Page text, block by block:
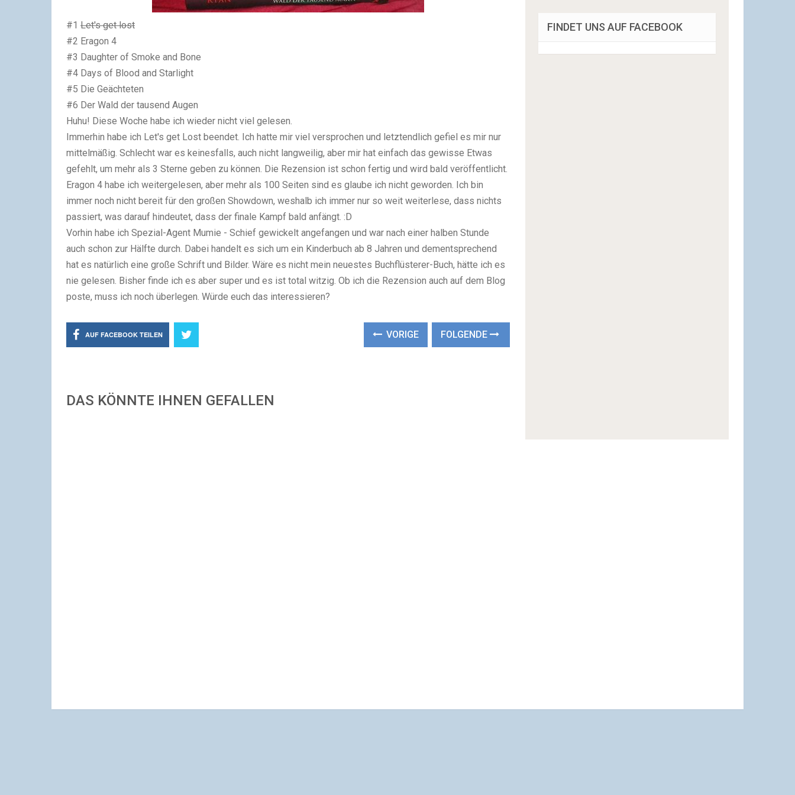
#1 Let's get lost
#2 Eragon 4
#3 Daughter of Smoke and Bone
#4 Days of Blood and Starlight
#5 Die Geächteten
#6 Der Wald der tausend Augen
Huhu! Diese Woche habe ich wieder nicht viel gelesen.
Immerhin habe ich Let's get Lost beendet. Ich hatte mir viel versprochen und letztendlich gefiel es mir nur
mittelmäßig. Schlecht war es keinesfalls, auch nicht langweilig, aber mir hat einfach das gewisse Etwas
gefehlt, um mehr als 3 Sterne geben zu können. Die Rezension ist schon fertig und wird bald veröffentlicht.
Eragon 4 habe ich weitergelesen, aber mehr als 100 Seiten sind es glaube ich nicht geworden. Ich bin
immer noch nicht bereit für den großen Showdown, weshalb ich immer nur so weit weiterlese, dass nichts
passiert, was darauf hindeutet, dass der finale Kampf bald anfängt. :D
Vorhin habe ich Spezial-Agent Mumie - Schief gewickelt angefangen und war nach einer halben Stunde
auch schon zur Hälfte durch. Dabei handelt es sich um ein Kinderbuch ab 8 Jahren und dementsprechend
hat es natürlich eine große Schrift und Bilder. Wäre es nicht mein neuestes Buchflüsterer-Buch, hätte ich es
nie gelesen. Bisher finde ich es aber super und es ist total witzig. Ob ich die Rezension auch auf dem Blog
poste, muss ich noch überlegen. Würde euch das interessieren?
AUF FACEBOOK TEILEN VORIGE FOLGENDE
DAS KÖNNTE IHNEN GEFALLEN
FINDET UNS AUF FACEBOOK